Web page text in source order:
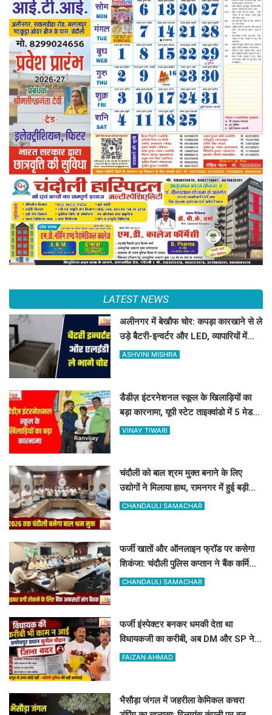
LATEST NEWS
अलीनगर में बेखौफ चोर: कपड़ा कारखाने से ले
उड़े बैटरी-इन्वर्टर और LED, व्यापारियों में
फैला भारी गुस्सा
ASHVINI MISHRA
डैडीज़ इंटरनेशनल स्कूल के खिलाड़ियों का
बड़ा कारनामा, यूपी स्टेट ताइक्वांडो में 5 मेडल्स
पर जमाया कब्जा
VINAY TIWARI
चंदौली को बाल श्रम मुक्त बनाने के लिए
उद्योगों ने मिलाया हाथ, रामनगर में हुई बड़ी
बैठक, बाल श्रम पर सख्त हुआ प्रशासन
CHANDAULI SAMACHAR
फर्जी खातों और ऑनलाइन फ्रॉड पर कसेगा
शिकंजा: चंदौली पुलिस कप्तान ने बैंक कर्मियों
को दिए खास सुरक्षा टिप्स
CHANDAULI SAMACHAR
फर्जी इंस्पेक्टर बनकर धमकी देता था
विधायकजी का करीबी, अब DM और SP ने
अमोघपुर प्रधान को जिले से बाहर खदेड़ा
FAIZAN AHMAD
भैसौड़ा जंगल में जहरीला केमिकल कचरा